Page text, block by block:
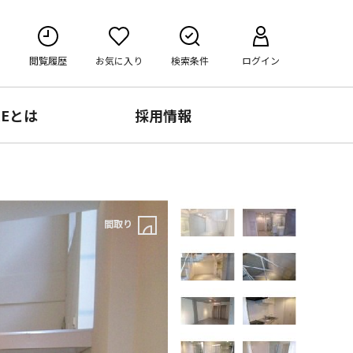
閲覧履歴 お気に入り 検索条件 ログイン
とは 採用情報
間取り